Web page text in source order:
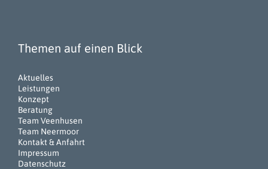
Themen auf einen Blick
Aktuelles
Leistungen
Konzept
Beratung
Team Veenhusen
Team Neermoor
Kontakt & Anfahrt
Impressum
Datenschutz